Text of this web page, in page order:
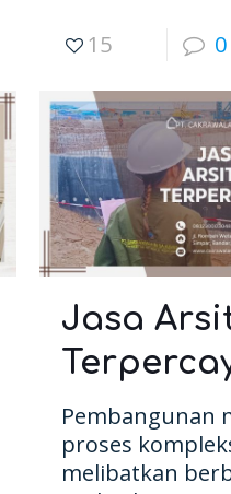
15 0
Jasa
Pembangunan
proses
melibatkan